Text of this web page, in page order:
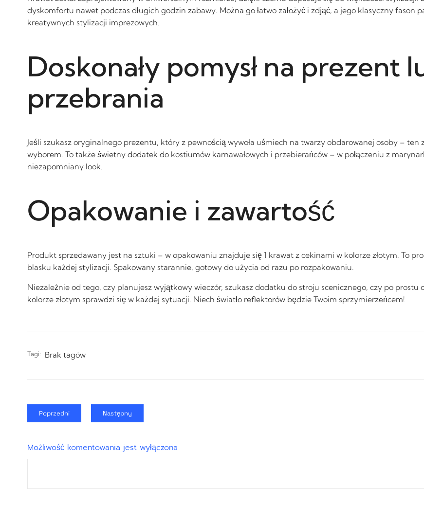
dyskomfortu nawet podczas długich godzin zabawy. Można go łatwo założyć i zdjąć, a jego klasyczny fason
kreatywnych stylizacji imprezowych.
Doskonały pomysł na prezent
przebrania
Jeśli szukasz oryginalnego prezentu, który z pewnością wywoła uśmiech na twarzy obdarowanej osoby –
wyborem. To także świetny dodatek do kostiumów karnawałowych i przebierańców – w połączeniu z
niezapomniany look.
Opakowanie i zawartość
Produkt sprzedawany jest na sztuki – w opakowaniu znajduje się 1 krawat z cekinami w kolorze złotym. To
blasku każdej stylizacji. Spakowany starannie, gotowy do użycia od razu po rozpakowaniu.
Niezależnie od tego, czy planujesz wyjątkowy wieczór, szukasz dodatku do stroju scenicznego, czy po prostu
kolorze złotym sprawdzi się w każdej sytuacji. Niech światło reflektorów będzie Twoim sprzymierzeńcem!
Tagi: Brak tagów
Poprzedni Następny
Możliwość komentowania jest wyłączona